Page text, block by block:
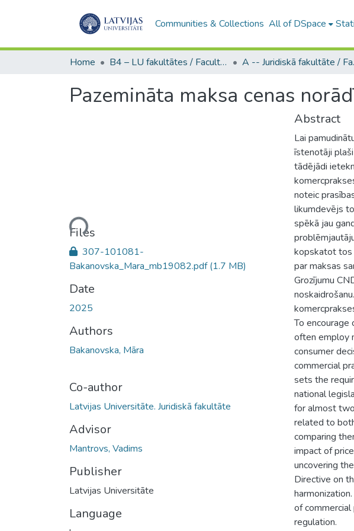
Communities & Collections All of DSpace
Home B4 – LU fakultātes / Faculties of the UL A --
Pazemināta maksa cenas
Loading...
Files
307-101081-
Bakanovska_Mara_mb19082.pdf(1.7 MB)
Date
2025
Authors
Bakanovska, Māra
Co-author
Latvijas Universitāte. Juridiskā fakultāte
Advisor
Mantrovs, Vadims
Publisher
Latvijas Universitāte
Language
Abstract
Lai
īstenotāji
tādējādi
noteic
likumdevējs
spēkā jau
kopskatot tos
par maksas
Grozījumu
To
often employ
consumer
commercial
sets the
national
for almost
related to
comparing
impact of
uncovering
Directive on
of
regulation.